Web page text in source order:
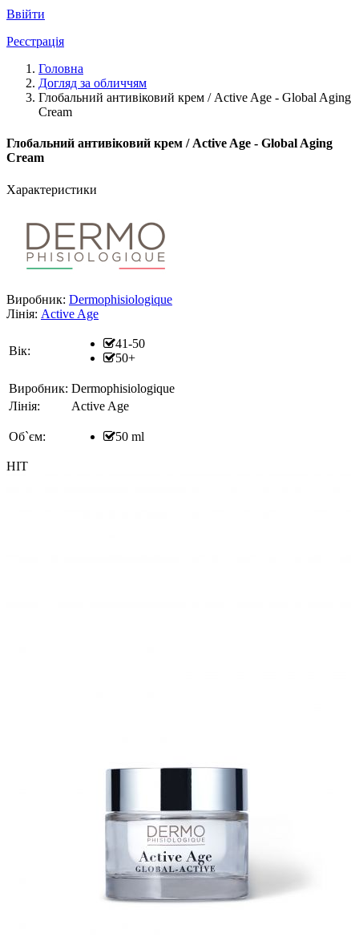
Ввійти
Реєстрація
Головна
Догляд за обличчям
Глобальний антивіковий крем / Active Age - Global Aging
Cream
Глобальний антивіковий крем / Active Age - Global Aging
Cream
Характеристики
Виробник: Dermophisiologique
Лінія: Active Age
Вік:
41-50
50+
Виробник: Dermophisiologique
Лінія:
Active Age
Об`єм: 50 ml
HIT